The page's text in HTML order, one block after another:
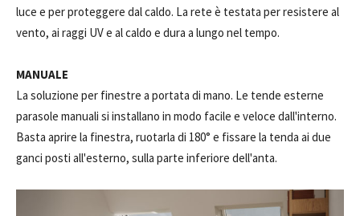
luce e per proteggere dal caldo. La rete è testata per resistere al
vento, ai raggi UV e al caldo e dura a lungo nel tempo.
MANUALE
La soluzione per finestre a portata di mano. Le tende esterne
parasole manuali si installano in modo facile e veloce dall'interno.
Basta aprire la finestra, ruotarla di 180° e fissare la tenda ai due
ganci posti all'esterno, sulla parte inferiore dell'anta.